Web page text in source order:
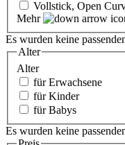
Vollstick, Open
Mehr
Es wurden keine
Alter
Alter
für Erwachsene
für Kinder
für Babys
Es wurden keine